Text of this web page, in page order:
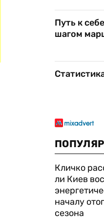
Путь к
шагом
Кличко
ли Киев
началу
сезона